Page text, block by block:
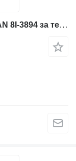
Висечко лежиште SOPORTE CARDAN 8I-3894 за телескопски натоварувач Caterpillar TH62, TH63, TH82, TH83, TH103